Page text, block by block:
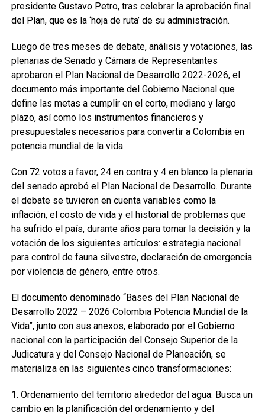
presidente Gustavo Petro, tras celebrar la aprobación final
del Plan, que es la ‘hoja de ruta’ de su administración.
Luego de tres meses de debate, análisis y votaciones, las
plenarias de Senado y Cámara de Representantes
aprobaron el Plan Nacional de Desarrollo 2022-2026, el
documento más importante del Gobierno Nacional que
define las metas a cumplir en el corto, mediano y largo
plazo, así como los instrumentos financieros y
presupuestales necesarios para convertir a Colombia en
potencia mundial de la vida.
Con 72 votos a favor, 24 en contra y 4 en blanco la plenaria
del senado aprobó el Plan Nacional de Desarrollo. Durante
el debate se tuvieron en cuenta variables como la
inflación, el costo de vida y el historial de problemas que
ha sufrido el país, durante años para tomar la decisión y la
votación de los siguientes artículos: estrategia nacional
para control de fauna silvestre, declaración de emergencia
por violencia de género, entre otros.
El documento denominado “Bases del Plan Nacional de
Desarrollo 2022 – 2026 Colombia Potencia Mundial de la
Vida”, junto con sus anexos, elaborado por el Gobierno
nacional con la participación del Consejo Superior de la
Judicatura y del Consejo Nacional de Planeación, se
materializa en las siguientes cinco transformaciones:
1. Ordenamiento del territorio alrededor del agua: Busca un
cambio en la planificación del ordenamiento y del